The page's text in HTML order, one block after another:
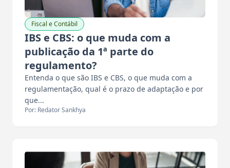
Fiscal e Contábil
IBS e CBS: o que muda com a
publicação da 1ª parte do
regulamento?
Entenda o que são IBS e CBS, o que muda com a
regulamentação, qual é o prazo de adaptação e por
que...
Por: Redator Sankhya